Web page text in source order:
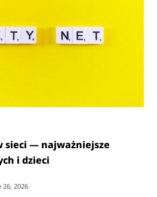
sieci — najważniejsze
i dzieci
26, 2026